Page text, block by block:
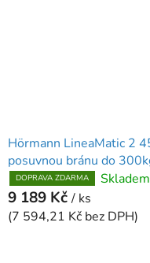
Hörmann LineaMatic 2
posuvnou bránu do
DOPRAVA ZDARMA Skladem
9 189 Kč / ks
(7 594,21 Kč bez DPH)